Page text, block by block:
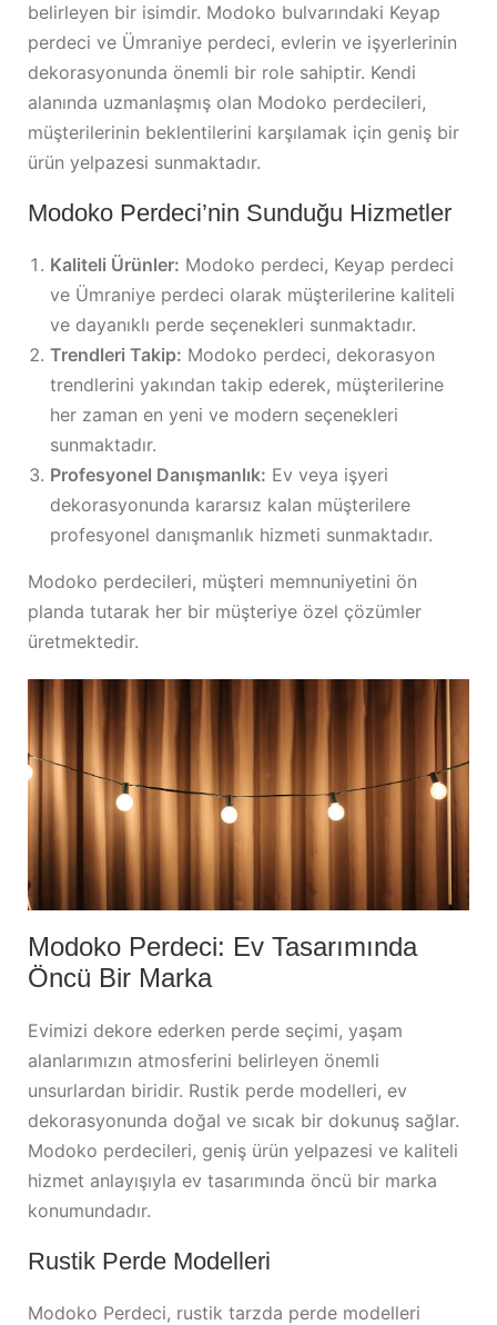
belirleyen bir isimdir. Modoko bulvarındaki Keyap
perdeci ve Ümraniye perdeci, evlerin ve işyerlerinin
dekorasyonunda önemli bir role sahiptir. Kendi
alanında uzmanlaşmış olan Modoko perdecileri,
müşterilerinin beklentilerini karşılamak için geniş bir
ürün yelpazesi sunmaktadır.
Modoko Perdeci’nin Sunduğu Hizmetler
Kaliteli Ürünler: Modoko perdeci, Keyap perdeci
ve Ümraniye perdeci olarak müşterilerine kaliteli
ve dayanıklı perde seçenekleri sunmaktadır.
Trendleri Takip: Modoko perdeci, dekorasyon
trendlerini yakından takip ederek, müşterilerine
her zaman en yeni ve modern seçenekleri
sunmaktadır.
Profesyonel Danışmanlık: Ev veya işyeri
dekorasyonunda kararsız kalan müşterilere
profesyonel danışmanlık hizmeti sunmaktadır.
Modoko perdecileri, müşteri memnuniyetini ön
planda tutarak her bir müşteriye özel çözümler
üretmektedir.
Modoko Perdeci: Ev Tasarımında
Öncü Bir Marka
Evimizi dekore ederken perde seçimi, yaşam
alanlarımızın atmosferini belirleyen önemli
unsurlardan biridir. Rustik perde modelleri, ev
dekorasyonunda doğal ve sıcak bir dokunuş sağlar.
Modoko perdecileri, geniş ürün yelpazesi ve kaliteli
hizmet anlayışıyla ev tasarımında öncü bir marka
konumundadır.
Rustik Perde Modelleri
Modoko Perdeci, rustik tarzda perde modelleri